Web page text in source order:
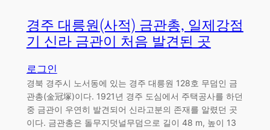
경주 대릉원(사적) 금관총, 일제강점
기 신라 금관이 처음 발견된 곳
로그인
경북 경주시 노서동에 있는 경주 대릉원 128호 무덤인 금
관총(金冠塚)이다. 1921년 경주 도심에서 주택공사를 하던
중 금관이 우연히 발견되어 신라고분의 존재를 알렸던 곳
이다. 금관총은 돌무지덧널무덤으로 길이 48 m, 높이 13